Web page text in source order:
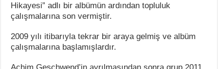
Hikayesi” adlı bir albümün ardından topluluk
çalışmalarına son vermiştir.
2009 yılı itibarıyla tekrar bir araya gelmiş ve albüm
çalışmalarına başlamışlardır.